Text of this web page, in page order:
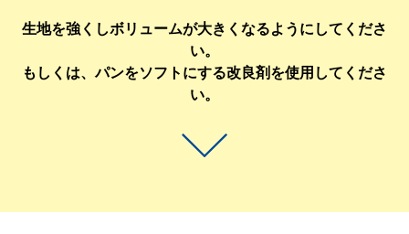
生地を強くしボリュームが大きくなるようにしてくださ
い。
もしくは、パンをソフトにする改良剤を使用してくださ
い。